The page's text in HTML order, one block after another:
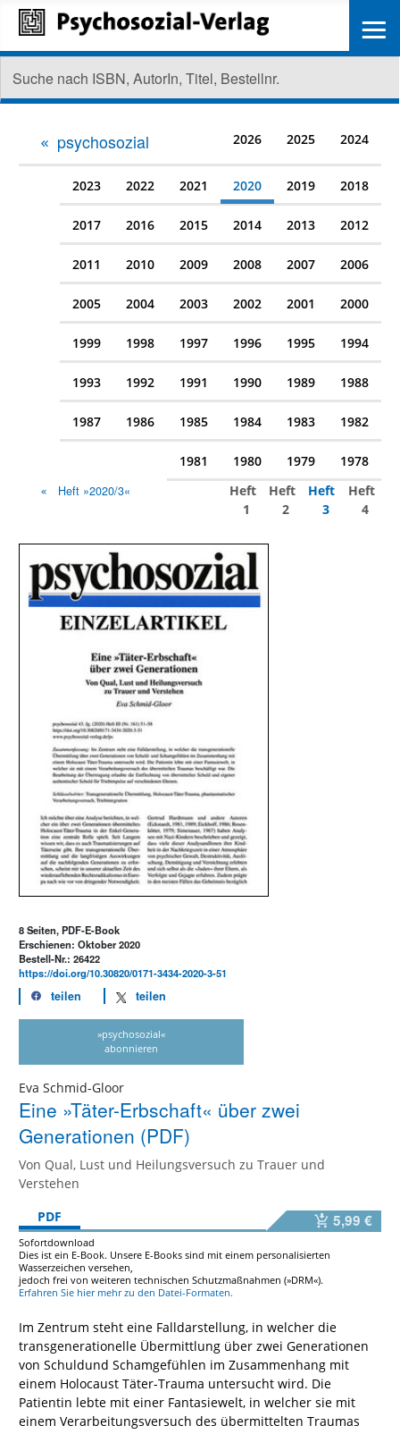
psychosozial 2026 2025 2024
2023 2022 2021 2020 2019 2018
2017 2016 2015 2014 2013 2012
2011 2010 2009 2008 2007 2006
2005 2004 2003 2002 2001 2000
1999 1998 1997 1996 1995 1994
1993 1992 1991 1990 1989 1988
1987 1986 1985 1984 1983 1982
1981 1980 1979 1978
Heft »2020/3«
Heft
1
Heft
2
Heft
3
Heft
4
8 Seiten, PDF-E-Book
Erschienen: Oktober 2020
Bestell-Nr.: 26422
https://doi.org/10.30820/0171-3434-2020-3-51
teilen teilen
»psychosozial«
abonnieren
Eva Schmid-Gloor
Eine »Täter-Erbschaft« über zwei
Generationen (PDF)
Von Qual, Lust und Heilungsversuch zu Trauer und
Verstehen
PDF
5,99 €
Sofortdownload
Dies ist ein E-Book. Unsere E-Books sind mit einem personalisierten
Wasserzeichen versehen,
jedoch frei von weiteren technischen Schutzmaßnahmen (»DRM«).
Erfahren Sie hier mehr zu den Datei-Formaten.
Im Zentrum steht eine Falldarstellung, in welcher die
transgenerationelle Übermittlung über zwei Generationen
von Schuldund Schamgefühlen im Zusammenhang mit
einem Holocaust Täter-Trauma untersucht wird. Die
Patientin lebte mit einer Fantasiewelt, in welcher sie mit
einem Verarbeitungsversuch des übermittelten Traumas
≡